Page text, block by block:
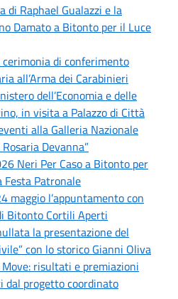
di Raphael Gualazzi e la
Damato a Bitonto per il Luce
di conferimento
all’Arma dei Carabinieri
dell’Economia e delle
in visita a Palazzo di Città
alla Galleria Nazionale
Devanna”
Neri Per Caso a Bitonto per
Festa Patronale
maggio l’appuntamento con
Bitonto Cortili Aperti
la presentazione del
con lo storico Gianni Oliva
risultati e premiazioni
dal progetto coordinato